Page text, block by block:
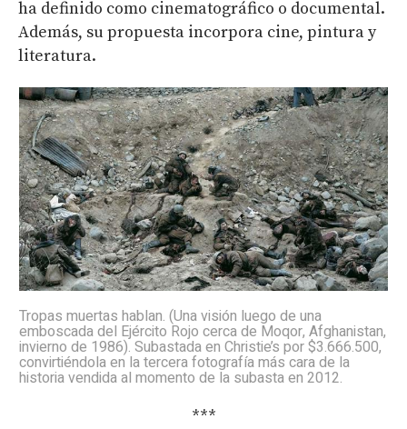
ha definido como cinematográfico o documental.
Además, su propuesta incorpora cine, pintura y
literatura.
Tropas muertas hablan. (Una visión luego de una
emboscada del Ejército Rojo cerca de Moqor, Afghanistan,
invierno de 1986). Subastada en Christie’s por $3.666.500,
convirtiéndola en la tercera fotografía más cara de la
historia vendida al momento de la subasta en 2012.
***